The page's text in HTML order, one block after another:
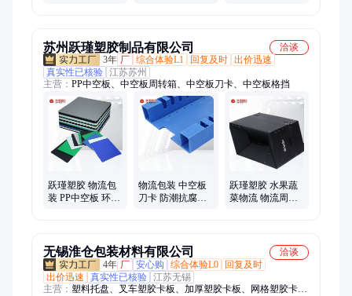
苏州跃瑾塑胶制品有限公司
洽谈
3年 厂 综合体验L1 回复及时 出价迅速
真实性已核验 江苏苏州
主营： PP中空板、中空板周转箱、中空板刀卡、中空板格挡
跃瑾塑胶 物流包
装 PP中空板 环保
物流包装 中空板
刀卡 防潮抗腐蚀
跃瑾塑胶 水果蔬
菜物流 物流周转
无锡淮仓包装材料有限公司
洽谈
4年 厂 安心购 综合体验L0
回复及时
出价迅速
真实性已核验 江苏无锡
主营： 塑料托盘、叉车塑胶卡板、加厚塑胶卡板、网格塑胶卡